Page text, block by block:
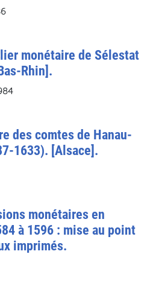
monétaire de Sélestat
Rhin].
des comtes de Hanau-
1633). [Alsace].
monétaires en
à 1596 : mise au point
imprimés.